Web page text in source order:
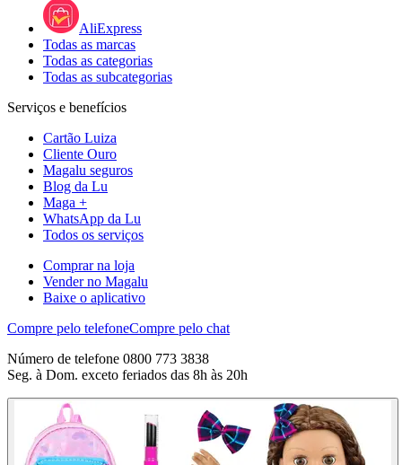
AliExpress
Todas as marcas
Todas as categorias
Todas as subcategorias
Serviços e benefícios
Cartão Luiza
Cliente Ouro
Magalu seguros
Blog da Lu
Maga +
WhatsApp da Lu
Todos os serviços
Comprar na loja
Vender no Magalu
Baixe o aplicativo
Compre pelo telefoneCompre pelo chat
Número de telefone 0800 773 3838
Seg. à Dom. exceto feriados das 8h às 20h